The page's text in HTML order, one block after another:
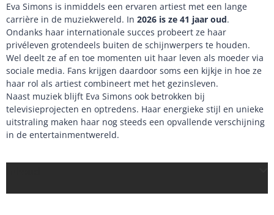
Eva Simons is inmiddels een ervaren artiest met een lange
carrière in de muziekwereld. In 2026 is ze 41 jaar oud.
Ondanks haar internationale succes probeert ze haar
privéleven grotendeels buiten de schijnwerpers te houden.
Wel deelt ze af en toe momenten uit haar leven als moeder via
sociale media. Fans krijgen daardoor soms een kijkje in hoe ze
haar rol als artiest combineert met het gezinsleven.
Naast muziek blijft Eva Simons ook betrokken bij
televisieprojecten en optredens. Haar energieke stijl en unieke
uitstraling maken haar nog steeds een opvallende verschijning
in de entertainmentwereld.